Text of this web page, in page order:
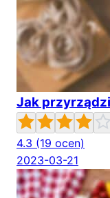
Jak
4.3 (19 ocen)
2023-03-21